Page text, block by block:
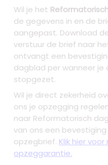
Wil je het
de gegevens in en de
aangepast. Download
verstuur de brief naar
ontvangt een
dagblad per wanneer
stopgezet.
Wil je direct zekerheid
ons je opzegging
naar Reformatorisch
van ons een
opzegbrief. Klik hier
opzeggarantie.